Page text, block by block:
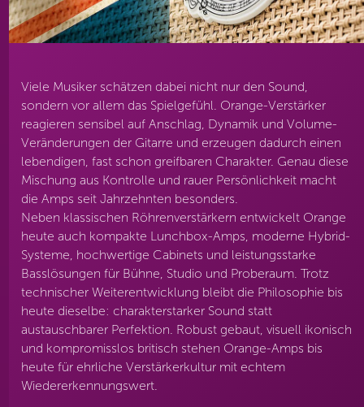
Viele Musiker schätzen dabei nicht nur den Sound,
sondern vor allem das Spielgefühl. Orange-Verstärker
reagieren sensibel auf Anschlag, Dynamik und Volume-
Veränderungen der Gitarre und erzeugen dadurch einen
lebendigen, fast schon greifbaren Charakter. Genau diese
Mischung aus Kontrolle und rauer Persönlichkeit macht
die Amps seit Jahrzehnten besonders.
Neben klassischen Röhrenverstärkern entwickelt Orange
heute auch kompakte Lunchbox-Amps, moderne Hybrid-
Systeme, hochwertige Cabinets und leistungsstarke
Basslösungen für Bühne, Studio und Proberaum. Trotz
technischer Weiterentwicklung bleibt die Philosophie bis
heute dieselbe: charakterstarker Sound statt
austauschbarer Perfektion. Robust gebaut, visuell ikonisch
und kompromisslos britisch stehen Orange-Amps bis
heute für ehrliche Verstärkerkultur mit echtem
Wiedererkennungswert.